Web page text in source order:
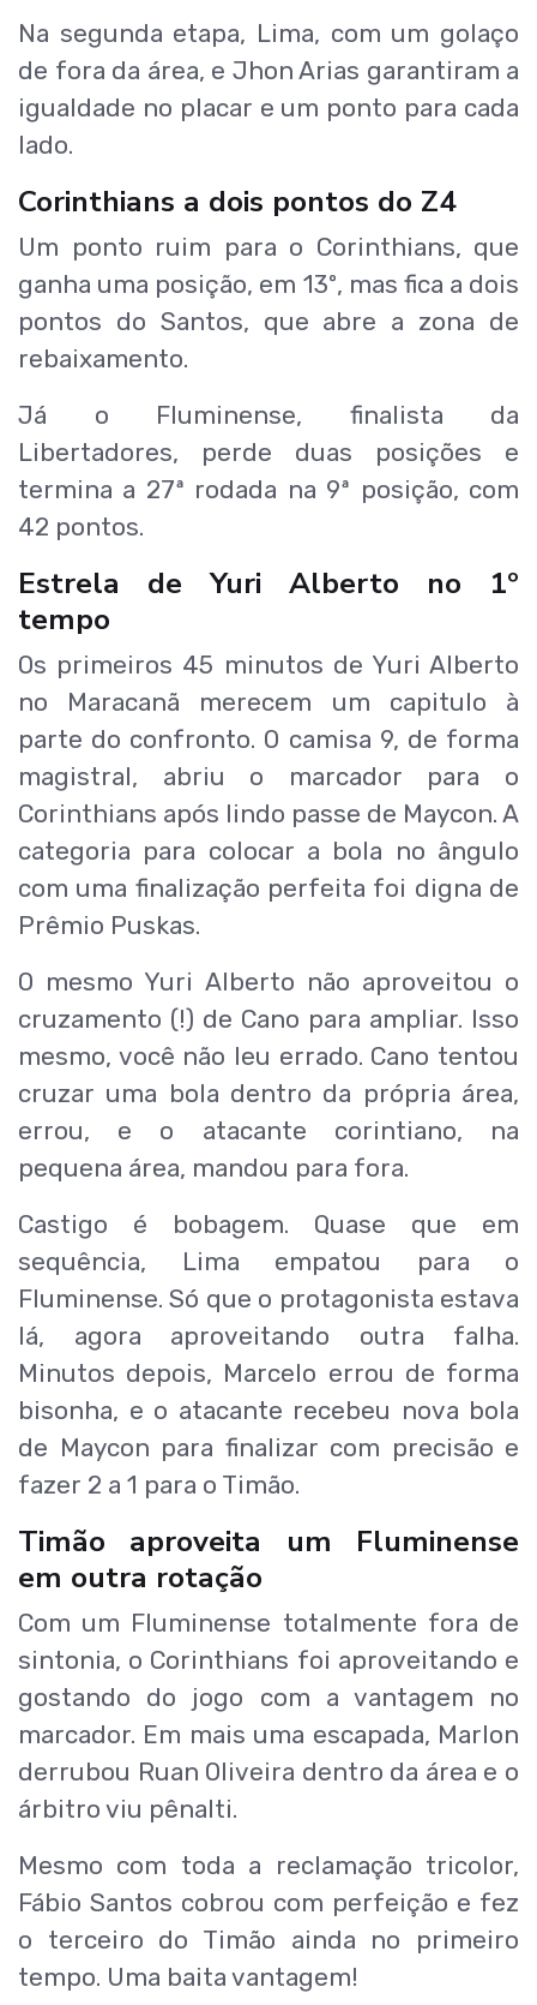
Na segunda etapa, Lima, com um golaço
de fora da área, e Jhon Arias garantiram a
igualdade no placar e um ponto para cada
lado.
Corinthians a dois pontos do Z4
Um ponto ruim para o Corinthians, que
ganha uma posição, em 13º, mas fica a dois
pontos do Santos, que abre a zona de
rebaixamento.
Já o Fluminense, finalista da
Libertadores, perde duas posições e
termina a 27ª rodada na 9ª posição, com
42 pontos.
Estrela de Yuri Alberto no 1º
tempo
Os primeiros 45 minutos de Yuri Alberto
no Maracanã merecem um capitulo à
parte do confronto. O camisa 9, de forma
magistral, abriu o marcador para o
Corinthians após lindo passe de Maycon. A
categoria para colocar a bola no ângulo
com uma finalização perfeita foi digna de
Prêmio Puskas.
O mesmo Yuri Alberto não aproveitou o
cruzamento (!) de Cano para ampliar. Isso
mesmo, você não leu errado. Cano tentou
cruzar uma bola dentro da própria área,
errou, e o atacante corintiano, na
pequena área, mandou para fora.
Castigo é bobagem. Quase que em
sequência, Lima empatou para o
Fluminense. Só que o protagonista estava
lá, agora aproveitando outra falha.
Minutos depois, Marcelo errou de forma
bisonha, e o atacante recebeu nova bola
de Maycon para finalizar com precisão e
fazer 2 a 1 para o Timão.
Timão aproveita um Fluminense
em outra rotação
Com um Fluminense totalmente fora de
sintonia, o Corinthians foi aproveitando e
gostando do jogo com a vantagem no
marcador. Em mais uma escapada, Marlon
derrubou Ruan Oliveira dentro da área e o
árbitro viu pênalti.
Mesmo com toda a reclamação tricolor,
Fábio Santos cobrou com perfeição e fez
o terceiro do Timão ainda no primeiro
tempo. Uma baita vantagem!